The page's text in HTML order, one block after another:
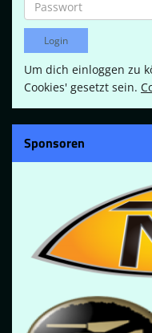
Um dich einloggen zu
Cookies' gesetzt sein.
Sponsoren